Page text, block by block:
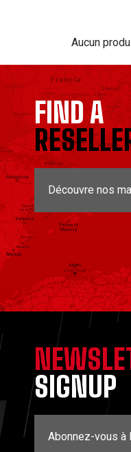
Aucun
FIND A
Découvre nos
SIGNUP
Abonnez-vous à